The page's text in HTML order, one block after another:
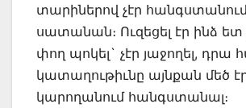
տարիներով չէր
սատանան։ Ուզեցել էր ինձ ետ
փող պոկել` չէր յաջողել, դրա
կատաղութիւնը այնքան մեծ էր
կարողանում հանգստանալ։